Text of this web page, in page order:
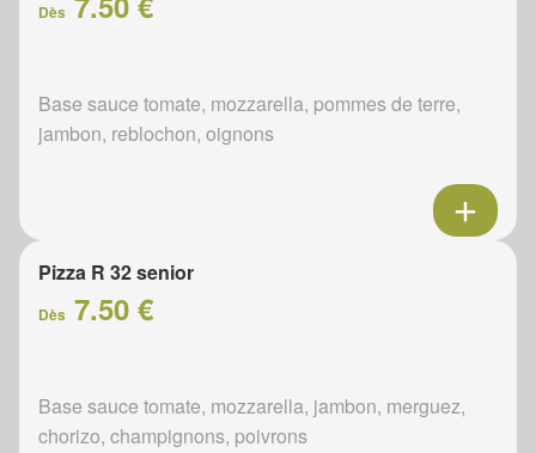
Dès
Base sauce tomate, mozzarella, pommes de terre,
jambon, reblochon, oignons
Pizza R 32 senior
Dès 7.50 €
Base sauce tomate, mozzarella, jambon, merguez,
chorizo, champignons, poivrons